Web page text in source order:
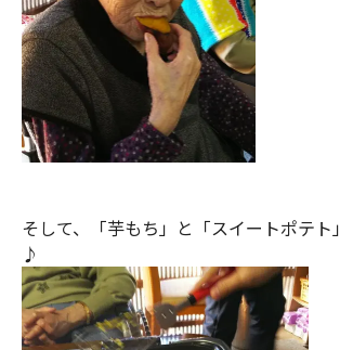
そして、「芋もち」と「スイートポテト
♪